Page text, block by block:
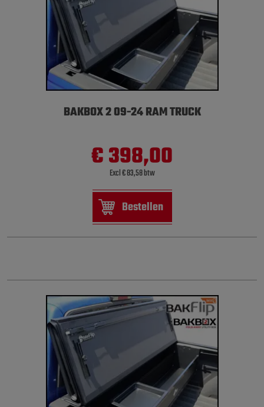
BAKBOX 2 09-24 RAM TRUCK
€ 398,00
Excl € 83,58 btw
Bestellen